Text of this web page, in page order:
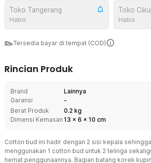
Toko Tangerang
Habis
Toko
Habis
Tersedia bayar di tempat (COD)
Rincian Produk
Brand
Lainnya
Garansi
-
Berat Produk
0.2 kg
Dimensi Kemasan 13 x 6 x 10 cm
Cotton bud ini hadir dengan 2 sisi kepala
menggunakan 1 cotton bud untuk 2 telinga
hemat penggunaannya. Bagian batang korek